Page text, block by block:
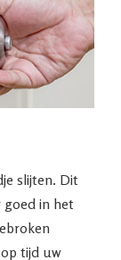
slijten. Dit
in het
tijd uw